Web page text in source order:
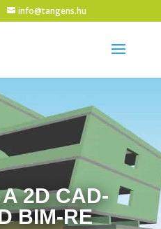
info@tangens.hu
2D CAD-
BIM-RE